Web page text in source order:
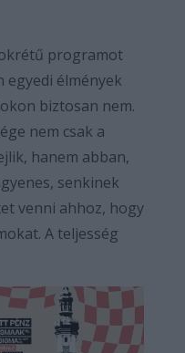
programot
egyedi élmények
biztosan nem.
nem csak a
hanem abban,
senkinek
venni ahhoz, hogy
A teljesség